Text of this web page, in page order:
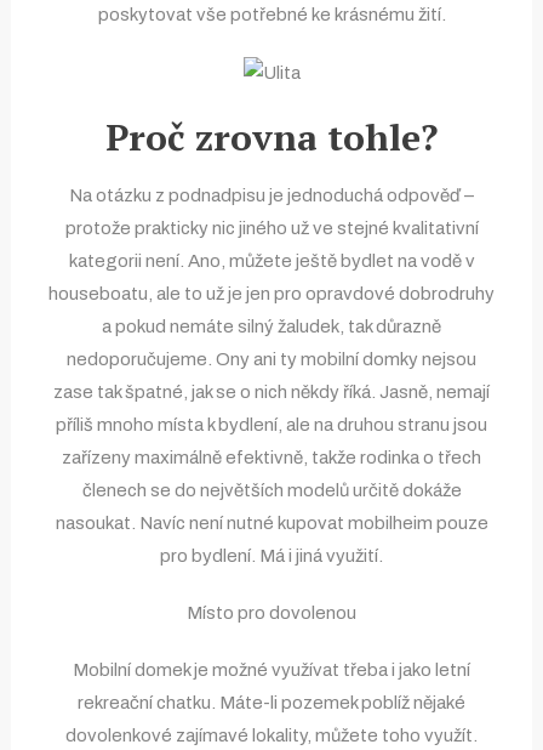
poskytovat vše potřebné ke krásnému žití.
Proč zrovna tohle?
Na otázku z podnadpisu je jednoduchá odpověď –
protože prakticky nic jiného už ve stejné kvalitativní
kategorii není. Ano, můžete ještě bydlet na vodě v
houseboatu, ale to už je jen pro opravdové dobrodruhy
a pokud nemáte silný žaludek, tak důrazně
nedoporučujeme. Ony ani ty mobilní domky nejsou
zase tak špatné, jak se o nich někdy říká. Jasně, nemají
příliš mnoho místa k bydlení, ale na druhou stranu jsou
zařízeny maximálně efektivně, takže rodinka o třech
členech se do největších modelů určitě dokáže
nasoukat. Navíc není nutné kupovat mobilheim pouze
pro bydlení. Má i jiná využití.
Místo pro dovolenou
Mobilní domek je možné využívat třeba i jako letní
rekreační chatku. Máte-li pozemek poblíž nějaké
dovolenkové zajímavé lokality, můžete toho využít.